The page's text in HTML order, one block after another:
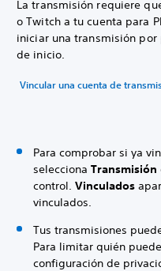
La transmisión requiere
o Twitch a tu cuenta para
iniciar una transmisión
de inicio.
Vincular una cuenta de
Para comprobar si ya
selecciona Transmisión
control. Vinculados
vinculados.
Tus transmisiones
Para limitar quién
configuración de